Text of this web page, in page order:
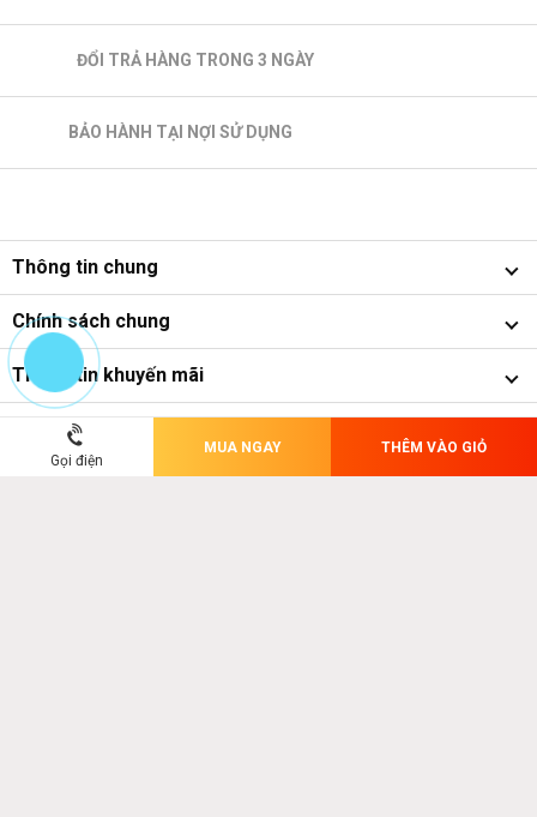
Gọi điện
MUA NGAY THÊM VÀO GIỎ
ĐỔI TRẢ HÀNG TRONG 3 NGÀY
BẢO HÀNH TẠI NỢI SỬ DỤNG
Thông tin chung
Chính sách chung
Thông tin khuyến mãi
Phương thức thanh toán